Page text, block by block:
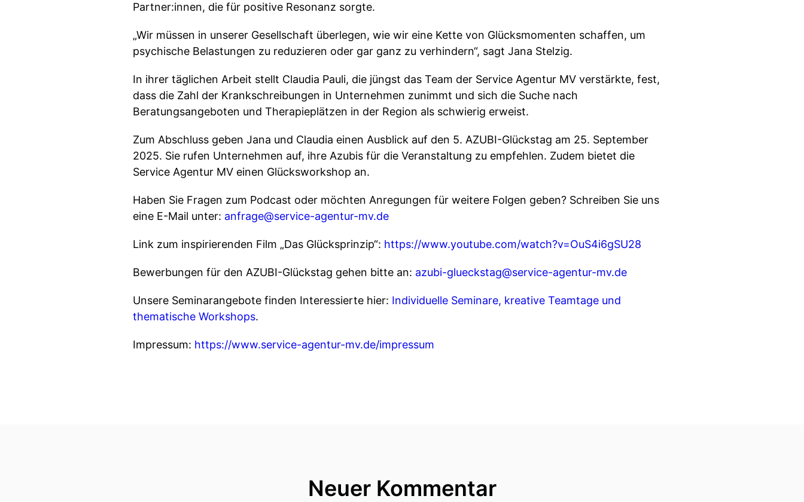
Partner:innen, die für positive Resonanz sorgte.
„Wir müssen in unserer Gesellschaft überlegen, wie wir eine Kette von Glücksmomenten schaffen, um
psychische Belastungen zu reduzieren oder gar ganz zu verhindern“, sagt Jana Stelzig.
In ihrer täglichen Arbeit stellt Claudia Pauli, die jüngst das Team der Service Agentur MV verstärkte, fest,
dass die Zahl der Krankschreibungen in Unternehmen zunimmt und sich die Suche nach
Beratungsangeboten und Therapieplätzen in der Region als schwierig erweist.
Zum Abschluss geben Jana und Claudia einen Ausblick auf den 5. AZUBI-Glückstag am 25. September
2025. Sie rufen Unternehmen auf, ihre Azubis für die Veranstaltung zu empfehlen. Zudem bietet die
Service Agentur MV einen Glücksworkshop an.
Haben Sie Fragen zum Podcast oder möchten Anregungen für weitere Folgen geben? Schreiben Sie uns
eine E-Mail unter: anfrage@service-agentur-mv.de
Link zum inspirierenden Film „Das Glücksprinzip“: https://www.youtube.com/watch?v=OuS4i6gSU28
Bewerbungen für den AZUBI-Glückstag gehen bitte an: azubi-glueckstag@service-agentur-mv.de
Unsere Seminarangebote finden Interessierte hier: Individuelle Seminare, kreative Teamtage und
thematische Workshops.
Impressum: https://www.service-agentur-mv.de/impressum
Neuer Kommentar